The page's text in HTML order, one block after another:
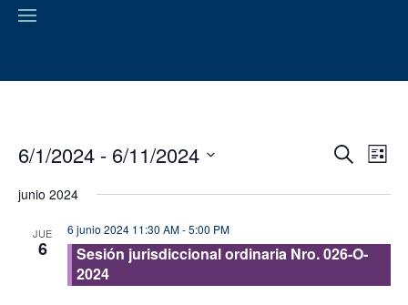
vistas
de
Buscar
Lista
6/1/2024 - 6/11/2024
fecha.
junio 2024
JUE
6
6 junio 2024 11:30 AM-5:00 PM
Sesión jurisdiccional ordinaria Nro. 026-O-
2024